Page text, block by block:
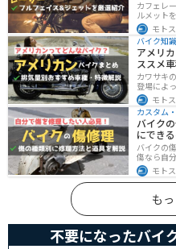
カフェレ
ルメット
の多彩な
現。こだ
フをより
モト
バイク知識
アメリ
ススメ
カワサキ
登場によ
ク。スタ
グや通学
ススメの
モト
カスタム
バイク
にでき
バイクの
傷なら自
み、サビ
修理方法
と思って
モト
も
不要になったバイ